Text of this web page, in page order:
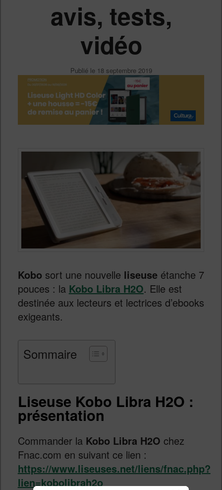
avis, tests,
vidéo
Publié le 18 septembre 2019
Kobo sort une nouvelle liseuseétanche 7
pouces : la Kobo Libra H2O. Elle est
destinée aux lecteurs et lectrices d’ebooks
exigeants.
Sommaire
Liseuse Kobo Libra H2O :
présentation
Commander la Kobo Libra H2O chez
Fnac.com en suivant ce lien :
https://www.liseuses.net/liens/fnac.php?
lien=kobolibrah2o